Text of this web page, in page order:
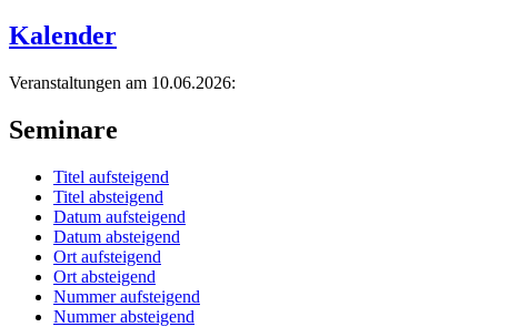
Kalender
Veranstaltungen am 10.06.2026:
Seminare
Titel aufsteigend
Titel absteigend
Datum aufsteigend
Datum absteigend
Ort aufsteigend
Ort absteigend
Nummer aufsteigend
Nummer absteigend